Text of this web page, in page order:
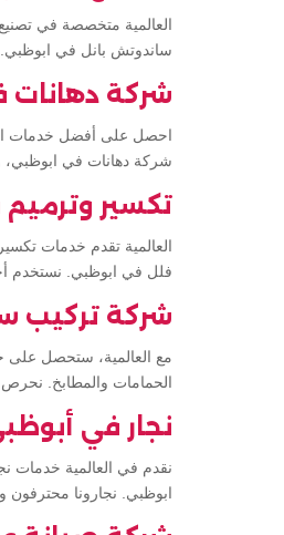
العالمية متخصصة في
ساندوتش بانل في ابوظبي.
شركة دهانات
احصل على أفضل خدمات
شركة دهانات في ابوظبي،
تكسير
العالمية تقدم خدمات
فلل في ابوظبي. نستخدم
شركة تركيب
مع العالمية، ستحصل
الحمامات والمطابخ. نحرص
نجار في
نقدم في العالمية خدمات
ابوظبي. نجارونا محترفون